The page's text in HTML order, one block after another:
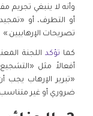
وأنه لا ينبغي تجريم
أو التطرف، أو
تصريحات الإرهابيين.»
كما تؤكد اللجنة
أفعالاً مثل
«تبرير الإرهاب يجب
ضروري أو غير متناسب